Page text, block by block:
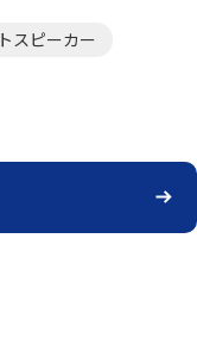
スピーカー